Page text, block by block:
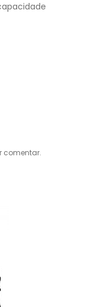
comentar.